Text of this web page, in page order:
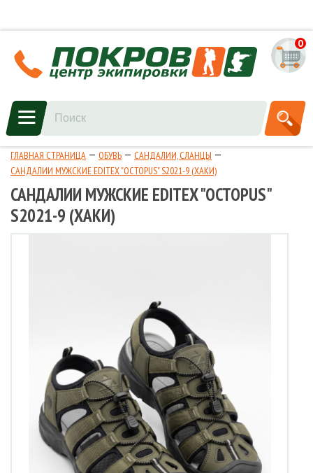
0
ГЛАВНАЯ СТРАНИЦА ОБУВЬ
САНДАЛИИ, СЛАНЦЫ
САНДАЛИИ МУЖСКИЕ EDITEX "OCTOPUS" S2021-9 (ХАКИ)
САНДАЛИИ МУЖСКИЕ EDITEX "OCTOPUS"
S2021-9 (ХАКИ)